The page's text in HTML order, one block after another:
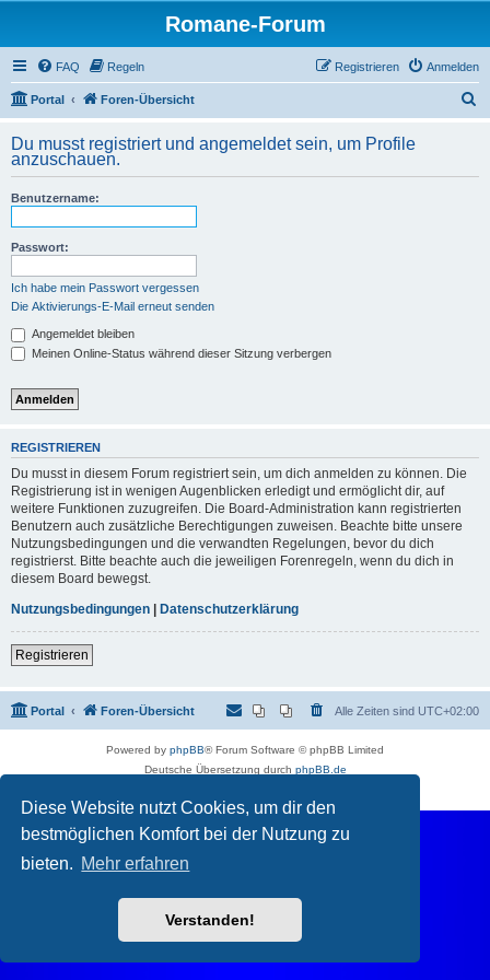
Diese Website nutzt Cookies, um dir den
bestmöglichen Komfort bei der Nutzung zu
bieten. Mehr erfahren
Verstanden!
Romane-Forum
FAQ Regeln Anmelden
Registrieren
Portal Foren-Übersicht
h
Du musst registriert und angemeldet sein, um Profile
anzuschauen.
Benutzername:
Passwort:
Ich habe mein Passwort vergessen
Die Aktivierungs-E-Mail erneut senden
Angemeldet bleiben
Meinen Online-Status während dieser Sitzung verbergen
REGISTRIEREN
Du musst in diesem Forum registriert sein, um dich anmelden zu können. Die
Registrierung ist in wenigen Augenblicken erledigt und ermöglicht dir, auf
weitere Funktionen zuzugreifen. Die Board-Administration kann registrierten
Benutzern auch zusätzliche Berechtigungen zuweisen. Beachte bitte unsere
Nutzungsbedingungen und die verwandten Regelungen, bevor du dich
registrierst. Bitte beachte auch die jeweiligen Forenregeln, wenn du dich in
diesem Board bewegst.
Nutzungsbedingungen | Datenschutzerklärung
Registrieren
Portal Foren-Übersicht Alle Zeiten sind UTC+02:00
Powered by phpBB® Forum Software © phpBB Limited
Deutsche Übersetzung durch phpBB.de